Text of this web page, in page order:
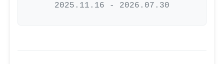
2025.11.16 - 2026.07.30